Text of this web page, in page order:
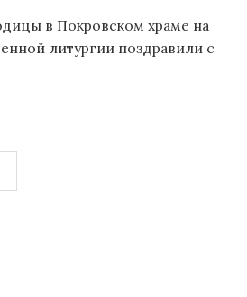
в Покровском храме на
литургии поздравили с